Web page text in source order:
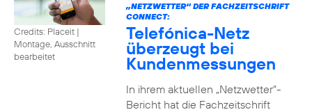
Credits: Placeit |
Montage, Ausschnitt
bearbeitet
„NETZWETTER“ DER FACHZEITSCHRIFT
CONNECT:
Telefónica-Netz
überzeugt bei
Kundenmessungen
In ihrem aktuellen „Netzwetter“-
Bericht hat die Fachzeitschrift